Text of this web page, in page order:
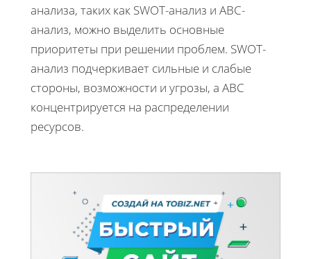
анализа, таких как SWOT-анализ и ABC-
анализ, можно выделить основные
приоритеты при решении проблем. SWOT-
анализ подчеркивает сильные и слабые
стороны, возможности и угрозы, а ABC
концентрируется на распределении
ресурсов.